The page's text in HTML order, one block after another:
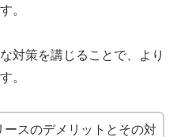
。
対策を講じることで、より
。
ースのデメリットとその対